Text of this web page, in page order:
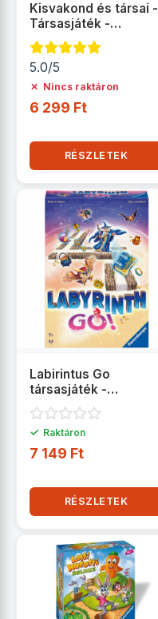
Kisvakond és társai -
Társasjáték -
Ravensburger
5.0/5
✗ Nincs raktáron
6 299 Ft
RÉSZLETEK
Labirintus Go
társasjáték -
Ravensburger
✓ Raktáron
7 149 Ft
RÉSZLETEK